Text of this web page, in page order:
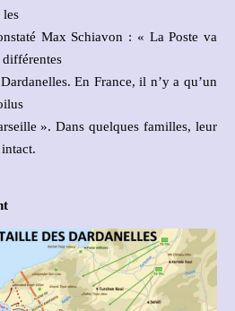
les
Max Schiavon : « La Poste va
différentes
En France, il n’y a qu’un
». Dans quelques familles, leur